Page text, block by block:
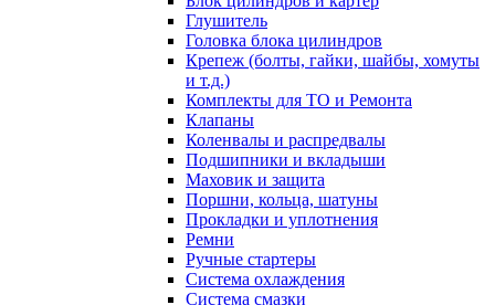
Глушитель
Головка блока цилиндров
Крепеж (болты, гайки, шайбы, хомуты
и т.д.)
Комплекты для ТО и Ремонта
Клапаны
Коленвалы и распредвалы
Подшипники и вкладыши
Маховик и защита
Поршни, кольца, шатуны
Прокладки и уплотнения
Ремни
Ручные стартеры
Система охлаждения
Система смазки